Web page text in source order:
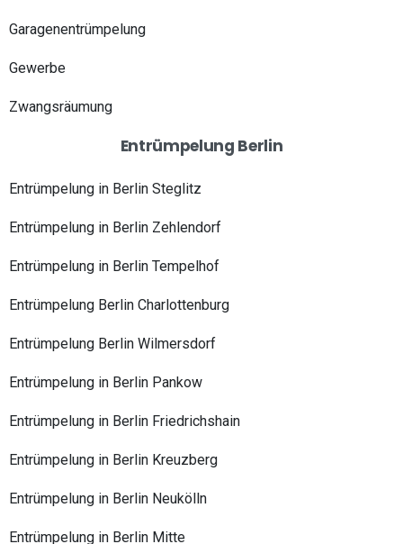
Garagenentrümpelung
Gewerbe
Zwangsräumung
Entrümpelung Berlin
Entrümpelung in Berlin Steglitz
Entrümpelung in Berlin Zehlendorf
Entrümpelung in Berlin Tempelhof
Entrümpelung Berlin Charlottenburg
Entrümpelung Berlin Wilmersdorf
Entrümpelung in Berlin Pankow
Entrümpelung in Berlin Friedrichshain
Entrümpelung in Berlin Kreuzberg
Entrümpelung in Berlin Neukölln
Entrümpelung in Berlin Mitte